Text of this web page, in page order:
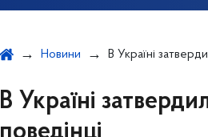
Новини В Україні затвердили
В Україні